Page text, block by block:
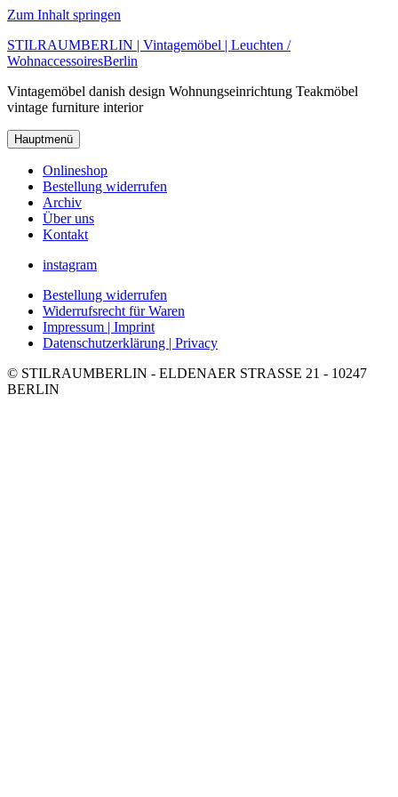
Zum Inhalt springen
STILRAUMBERLIN | Vintagemöbel | Leuchten /
WohnaccessoiresBerlin
Vintagemöbel danish design Wohnungseinrichtung Teakmöbel
vintage furniture interior
Hauptmenü
Onlineshop
Bestellung widerrufen
Archiv
Über uns
Kontakt
instagram
Bestellung widerrufen
Widerrufsrecht für Waren
Impressum | Imprint
Datenschutzerklärung | Privacy
© STILRAUMBERLIN - ELDENAER STRASSE 21 - 10247
BERLIN